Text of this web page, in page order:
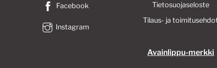
Facebook
Instagram
Tietosuojaseloste
Tilaus- ja
Avainlippu-merkki